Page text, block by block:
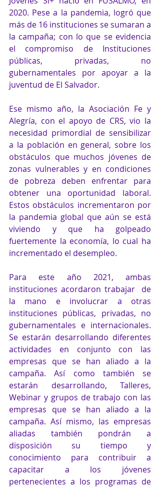
2020. Pese a la pandemia, logró que
más de 16 instituciones se sumaran a
la campaña; con lo que se evidencia
el compromiso de Instituciones
públicas, privadas, no
gubernamentales por apoyar a la
juventud de El Salvador.
Ese mismo año, la Asociación Fe y
Alegría, con el apoyo de CRS, vio la
necesidad primordial de sensibilizar
a la población en general, sobre los
obstáculos que muchos jóvenes de
zonas vulnerables y en condiciones
de pobreza deben enfrentar para
obtener una oportunidad laboral.
Estos obstáculos incrementaron por
la pandemia global que aún se está
viviendo y que ha golpeado
fuertemente la economía, lo cual ha
incrementado el desempleo.
Para este año 2021, ambas
instituciones acordaron trabajar  de
la mano e involucrar a otras
instituciones públicas, privadas, no
gubernamentales e internacionales.
Se estarán desarrollando diferentes
actividades en conjunto con las
empresas que se han aliado a la
campaña. Así como también se
estarán desarrollando, Talleres,
Webinar y grupos de trabajo con las
empresas que se han aliado a la
campaña. Así mismo, las empresas
aliadas también pondrán a
disposición su tiempo y
conocimiento para contribuir a
capacitar a los jóvenes
pertenecientes a los programas de